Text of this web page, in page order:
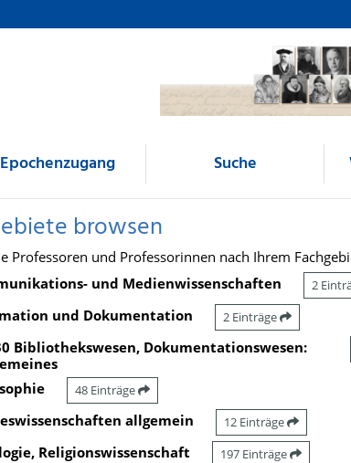
Epochenzugang Suche
browsen
Professoren und Professorinnen nach Ihrem
und Medienwissenschaften
2
und Dokumentation 2 Einträge
Bibliothekswesen, Dokumentationswesen:
48 Einträge
allgemein 12 Einträge
Religionswissenschaft 197 Einträge